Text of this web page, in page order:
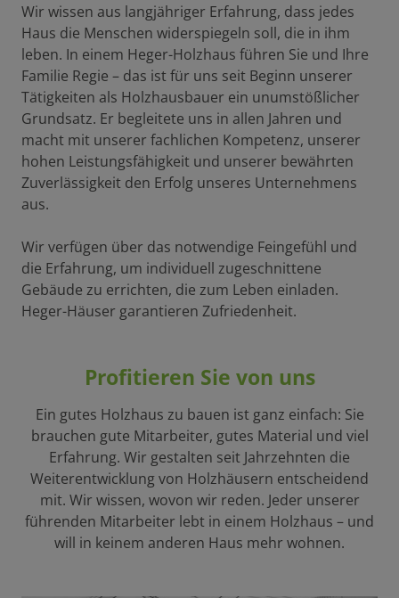
Wir wissen aus langjähriger Erfahrung, dass jedes
Haus die Menschen widerspiegeln soll, die in ihm
leben. In einem Heger-Holzhaus führen Sie und Ihre
Familie Regie – das ist für uns seit Beginn unserer
Tätigkeiten als Holzhausbauer ein unumstößlicher
Grundsatz. Er begleitete uns in allen Jahren und
macht mit unserer fachlichen Kompetenz, unserer
hohen Leistungsfähigkeit und unserer bewährten
Zuverlässigkeit den Erfolg unseres Unternehmens
aus.
Wir verfügen über das notwendige Feingefühl und
die Erfahrung, um individuell zugeschnittene
Gebäude zu errichten, die zum Leben einladen.
Heger-Häuser garantieren Zufriedenheit.
Profitieren Sie von uns
Ein gutes Holzhaus zu bauen ist ganz einfach: Sie
brauchen gute Mitarbeiter, gutes Material und viel
Erfahrung. Wir gestalten seit Jahrzehnten die
Weiterentwicklung von Holzhäusern entscheidend
mit. Wir wissen, wovon wir reden. Jeder unserer
führenden Mitarbeiter lebt in einem Holzhaus – und
will in keinem anderen Haus mehr wohnen.